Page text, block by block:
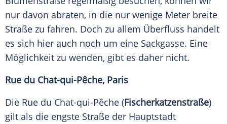
nur davon abraten, in die nur wenige Meter breite
Straße zu fahren. Doch zu allem Überfluss handelt
es sich hier auch noch um eine Sackgasse. Eine
Möglichkeit zu wenden, gibt es daher nicht.
Rue du Chat-qui-Pêche, Paris
Die Rue du Chat-qui-Pêche (Fischerkatzenstraße)
gilt als die engste Straße der Hauptstadt